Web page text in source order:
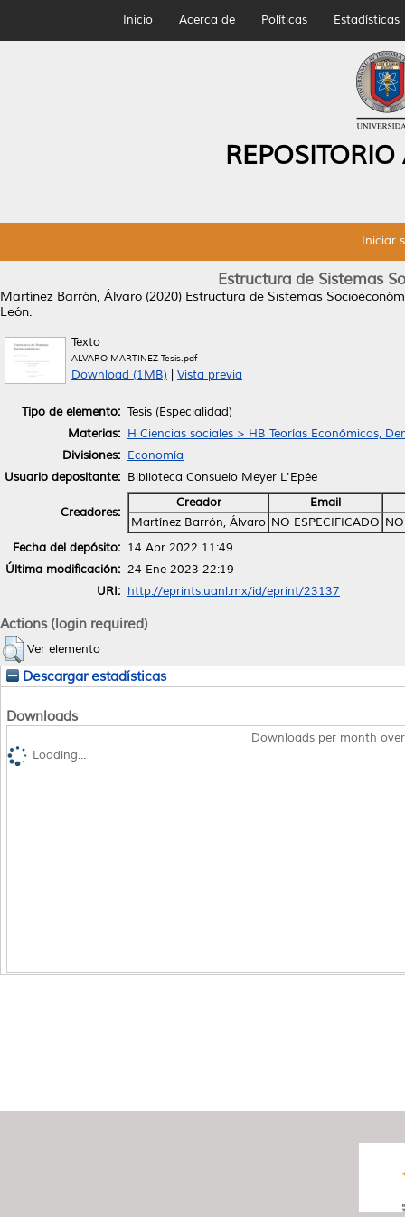
Inicio Acerca de Políticas Estadísticas
Iniciar
Estructura de Sistemas
Martínez Barrón, Álvaro (2020) Estructura de Sistemas
León.
Texto
ALVARO MARTINEZ Tesis.pdf
Download (1MB) Vista previa
Tipo de elemento: Tesis (Especialidad)
Materias: H Ciencias sociales > HB Teorías Económicas,
Divisiones: Economía
Usuario depositante: Biblioteca Consuelo Meyer L'Epée
Creadores:
Creador
Email
Martínez Barrón, Álvaro NO ESPECIFICADO
Fecha del depósito: 14 Abr 2022 11:49
Última modificación: 24 Ene 2023 22:19
URI: http://eprints.uanl.mx/id/eprint/23137
Actions (login required)
Ver elemento
Descargar estadísticas
Downloads
Downloads per month
Loading...